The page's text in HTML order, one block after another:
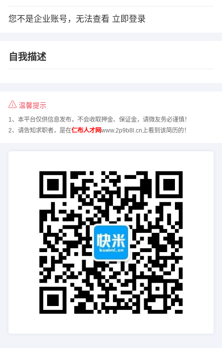
您不是企业账号，无法查看 立即登录
自我描述
温馨提示
1、本平台仅供信息发布，不会收取押金、保证金，请微友务必谨慎！
2、请告知求职者，是在仁布人才网www.2p9b8l.cn上看到该简历的！